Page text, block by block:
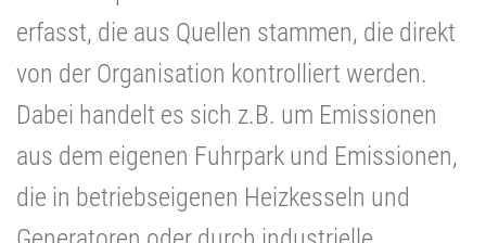
erfasst, die aus Quellen stammen, die direkt
von der Organisation kontrolliert werden.
Dabei handelt es sich z.B. um Emissionen
aus dem eigenen Fuhrpark und Emissionen,
die in betriebseigenen Heizkesseln und